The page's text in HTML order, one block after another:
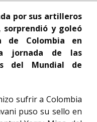
por sus artilleros
sorprendió y goleó
Colombia en
jornada de las
del Mundial de
sufrir a Colombia
puso su sello en